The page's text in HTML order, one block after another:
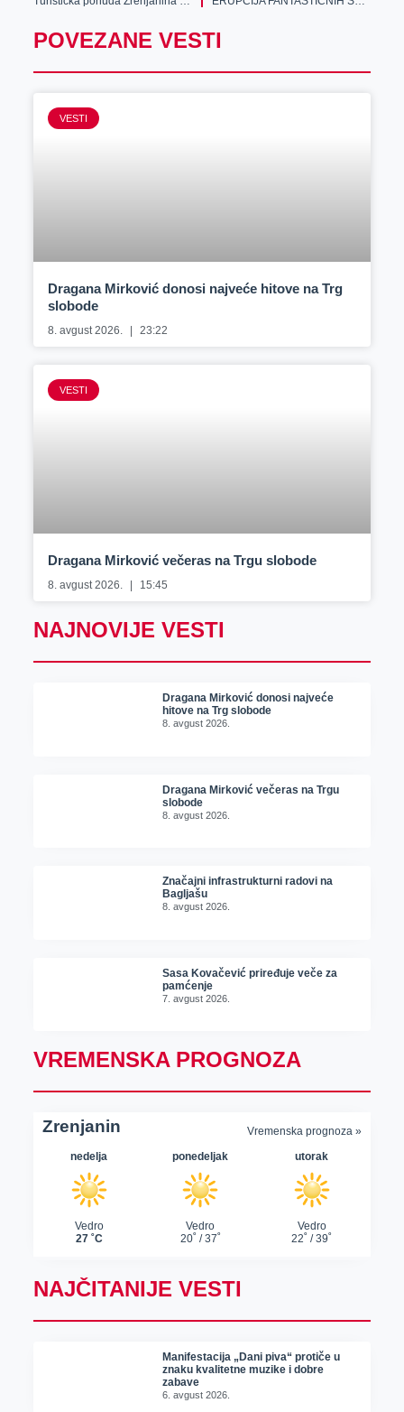
POVEZANE VESTI
VESTI
Dragana Mirković donosi najveće hitove na Trg
slobode
8. avgust 2026. 23:22
VESTI
Dragana Mirković večeras na Trgu slobode
8. avgust 2026. 15:45
NAJNOVIJE VESTI
Dragana Mirković donosi najveće
hitove na Trg slobode
8. avgust 2026.
Dragana Mirković večeras na Trgu
slobode
8. avgust 2026.
Značajni infrastrukturni radovi na
Bagljašu
8. avgust 2026.
Sasa Kovačević priređuje veče za
pamćenje
7. avgust 2026.
VREMENSKA PROGNOZA
NAJČITANIJE VESTI
Manifestacija „Dani piva“ protiče u
znaku kvalitetne muzike i dobre
zabave
6. avgust 2026.